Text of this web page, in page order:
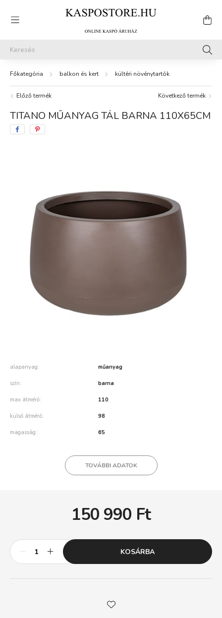
balkon és kert kültéri növénytartók
Előző termék Következő termék
TITANO MŰANYAG TÁL BARNA 110X65CM
alapanyag műanyag
szín barna
max átmérő 110
külső átmérő 98
magasság 65
TOVÁBBI ADATOK
150 990 Ft
KOSÁRBA